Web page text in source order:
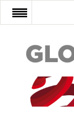
FŐOLDAL
AFRIKA